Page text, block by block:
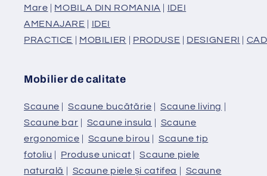
Mare | MOBILA DIN ROMANIA | IDEI
AMENAJARE | IDEI
PRACTICE | MOBILIER | PRODUSE | DESIGNERI |
Mobilier de calitate
Scaune |Scaune bucătărie | Scaune living |
Scaune bar | Scaune insula | Scaune
ergonomice | Scaune birou | Scaune tip
fotoliu | Produse unicat |Scaune piele
naturală | Scaune piele și catifea | Scaune